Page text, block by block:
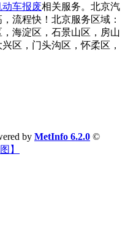
动车报废相关服务。北京汽
流程快！北京服务区域：
海淀区，石景山区，房山
区，门头沟区，怀柔区，
by MetInfo 6.2.0 ©
】